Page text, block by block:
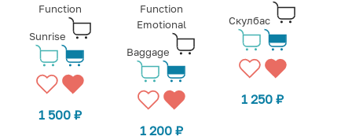
Function
Sunrise
1 500₽
Function
Emotional
Baggage
1 200 ₽
Скулбас
1 250₽